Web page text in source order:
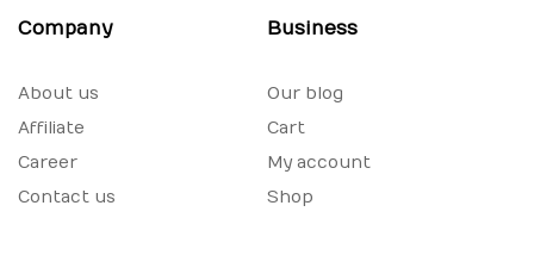
Company
About us
Affiliate
Career
Contact us
Business
Our blog
Cart
My account
Shop